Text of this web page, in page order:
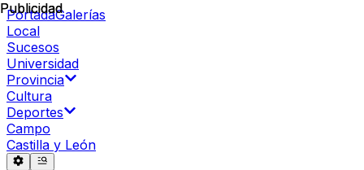
PortadaGalerías
Local
Sucesos
Universidad
Provincia
Cultura
Deportes
Campo
Castilla y León
Publicidad
Publicidad